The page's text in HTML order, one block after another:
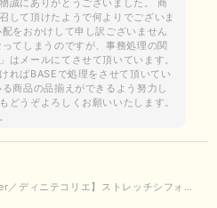
誠にありがとうございました。 商
して頂けたようで何よりでございま
をおかけして申し訳ございません
てしまうのですが、事務処理の関
はメールにてさせて頂いています。
ればBASEで処理をさせて頂いてい
商品の品揃えができるよう努力し
どうぞよろしくお願いいたします。
【Dignite collier／ディニテコリエ】ストレッチシフォンブラウス（ブルー）＊再入荷予定